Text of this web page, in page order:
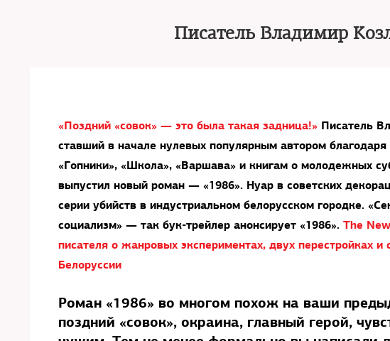
Писатель Владимир
«Поздний «совок» — это была такая задница!» Писатель
ставший в начале нулевых популярным автором благодаря
«Гопники», «Школа», «Варшава» и книгам о молодежных
выпустил новый роман — «1986». Нуар в советских
серии убийств в индустриальном белорусском городке.
социализм» — так бук-трейлер анонсирует «1986». The
писателя о жанровых экспериментах, двух перестройках и
Белоруссии
Роман «1986» во многом похож на ваши
поздний «совок», окраина, главный герой,